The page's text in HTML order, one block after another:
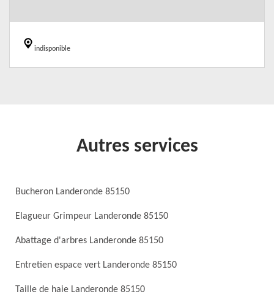
indisponible
Autres services
Bucheron Landeronde 85150
Elagueur Grimpeur Landeronde 85150
Abattage d'arbres Landeronde 85150
Entretien espace vert Landeronde 85150
Taille de haie Landeronde 85150